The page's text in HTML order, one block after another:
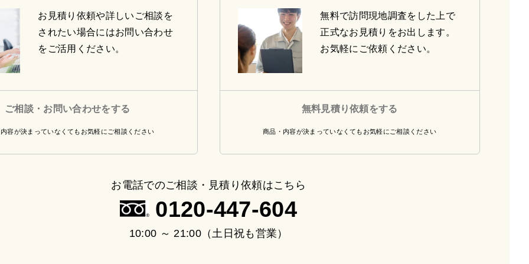
お見積り依頼や詳しいご相談を
されたい場合にはお問い合わせ
をご活用ください。
ご相談・お問い合わせをする
容が決まっていなくてもお気軽にご相談ください
無料で訪問現地調査をした上で
正式なお見積りをお出します。
お気軽にご依頼ください。
無料見積り依頼をする
商品・内容が決まっていなくてもお気軽にご相談ください
お電話でのご相談・見積り依頼はこちら
0120-447-604
10:00 ～ 21:00（土日祝も営業）